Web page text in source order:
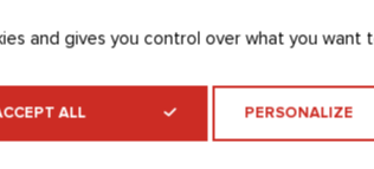
chevauchant vos
and gives you control over what you want
ALL PERSONALIZE